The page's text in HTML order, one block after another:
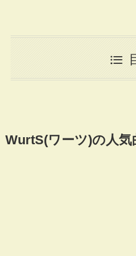
WurtS(ワーツ)の人気